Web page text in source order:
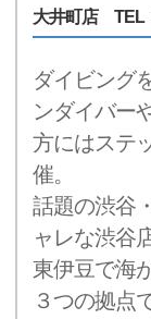
大井町店 TEL
ダイビング
ンダイバー
方にはステ
催。
話題の渋谷
ャレな渋谷
東伊豆で海
３つの拠点